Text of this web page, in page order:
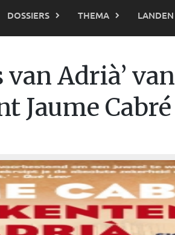
DOSSIERS THEMA LANDEN
van Adrià’ van
Jaume Cabré